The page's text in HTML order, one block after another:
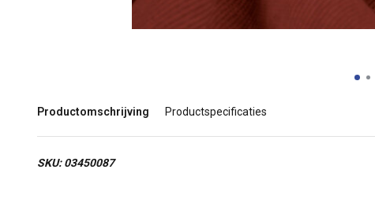
Productomschrijving Productspecificaties
SKU: 03450087